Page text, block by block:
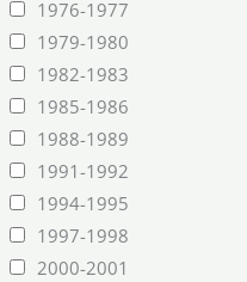
1976-1977
1979-1980
1982-1983
1985-1986
1988-1989
1991-1992
1994-1995
1997-1998
2000-2001